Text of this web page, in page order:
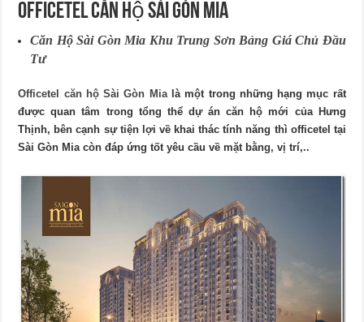
Officetel căn hộ Sài Gòn Mia
Căn Hộ Sài Gòn Mia Khu Trung Sơn Bảng Giá Chủ Đầu
Tư
Officetel căn hộ Sài Gòn Mialà một trong những hạng mục rất
được quan tâm trong tổng thể dự án căn hộ mới của Hưng
Thịnh, bên cạnh sự tiện lợi về khai thác tính năng thì officetel tại
Sài Gòn Mia còn đáp ứng tốt yêu cầu về mặt bằng, vị trí,..